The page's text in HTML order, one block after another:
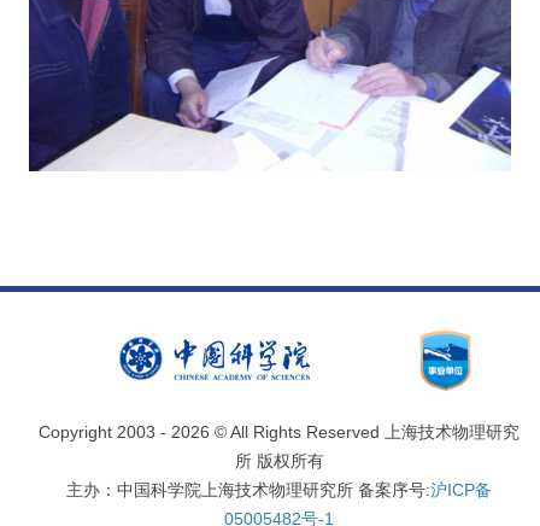
Copyright 2003 - 2026 © All Rights Reserved 上海技术物理研究
所 版权所有
主办：中国科学院上海技术物理研究所 备案序号:沪ICP备
05005482号-1